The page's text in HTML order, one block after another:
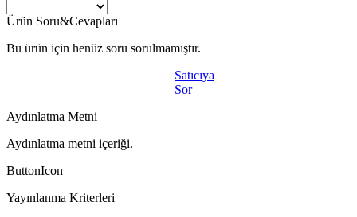
Ürün Soru&Cevapları
Bu ürün için henüz soru sorulmamıştır.
Satıcıya
Sor
Aydınlatma Metni
Aydınlatma metni içeriği.
ButtonIcon
Yayınlanma Kriterleri